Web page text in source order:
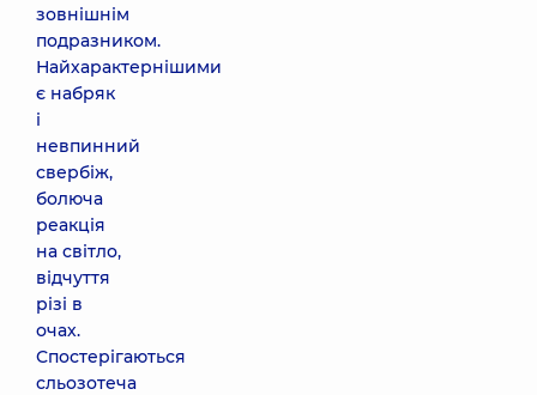
зовнішнім
подразником.
Найхарактернішими
є набряк
і
невпинний
свербіж,
болюча
реакція
на світло,
відчуття
різі в
очах.
Спостерігаються
сльозотеча